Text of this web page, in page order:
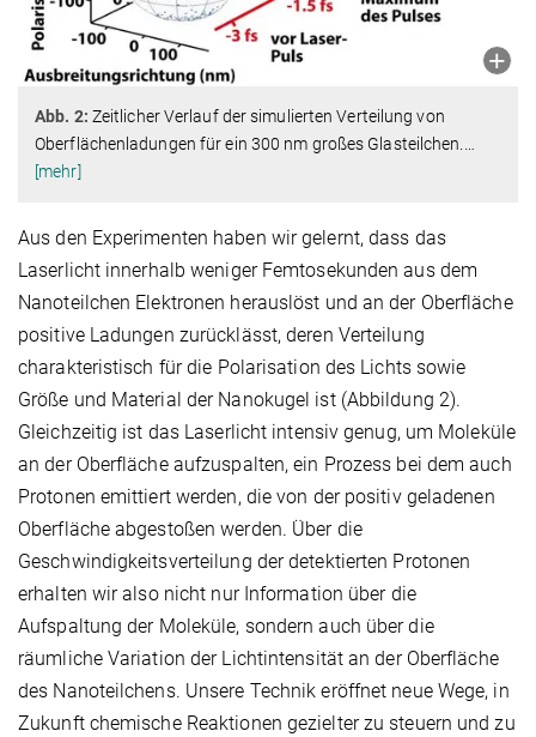
Abb. 2: Zeitlicher Verlauf der simulierten Verteilung von
Oberflächenladungen für ein 300 nm großes Glasteilchen.
[mehr]
Aus den Experimenten haben wir gelernt, dass das
Laserlicht innerhalb weniger Femtosekunden aus dem
Nanoteilchen Elektronen herauslöst und an der Oberfläche
positive Ladungen zurücklässt, deren Verteilung
charakteristisch für die Polarisation des Lichts sowie
Größe und Material der Nanokugel ist (Abbildung 2).
Gleichzeitig ist das Laserlicht intensiv genug, um Moleküle
an der Oberfläche aufzuspalten, ein Prozess bei dem auch
Protonen emittiert werden, die von der positiv geladenen
Oberfläche abgestoßen werden. Über die
Geschwindigkeitsverteilung der detektierten Protonen
erhalten wir also nicht nur Information über die
Aufspaltung der Moleküle, sondern auch über die
räumliche Variation der Lichtintensität an der Oberfläche
des Nanoteilchens. Unsere Technik eröffnet neue Wege, in
Zukunft chemische Reaktionen gezielter zu steuern und zu